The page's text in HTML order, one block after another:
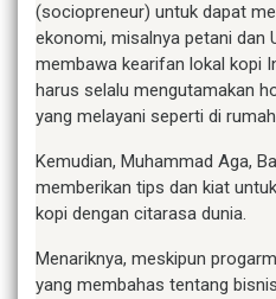
(sociopreneur) untuk dapat
ekonomi, misalnya petani dan
membawa kearifan lokal kopi
harus selalu mengutamakan
yang melayani seperti di
Kemudian, Muhammad Aga,
memberikan tips dan kiat
kopi dengan citarasa dunia.
Menariknya, meskipun
yang membahas tentang